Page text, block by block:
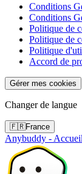
Conditions
Conditions
Politique de
Politique de
Politique
Accord de
Gérer mes cookies
Changer de langue
🇫🇷France
Anybuddy - Accueil